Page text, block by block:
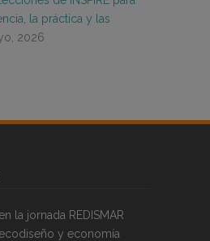
la práctica y las
2026
la jornada REDISMAR
y economía